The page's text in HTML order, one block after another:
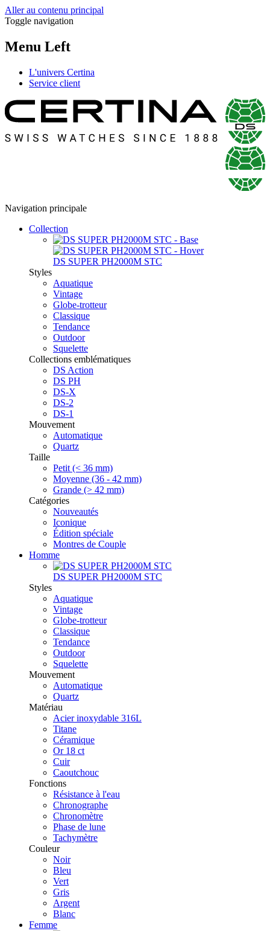
Aller au contenu principal
Toggle navigation
Menu Left
L'univers Certina
Service client
Navigation principale
Collection
DS SUPER PH2000M STC
Styles
Aquatique
Vintage
Globe-trotteur
Classique
Tendance
Outdoor
Squelette
Collections emblématiques
DS Action
DS PH
DS-X
DS-2
DS-1
Mouvement
Automatique
Quartz
Taille
Petit (< 36 mm)
Moyenne (36 - 42 mm)
Grande (> 42 mm)
Catégories
Nouveautés
Iconique
Édition spéciale
Montres de Couple
Homme
DS SUPER PH2000M STC
Styles
Aquatique
Vintage
Globe-trotteur
Classique
Tendance
Outdoor
Squelette
Mouvement
Automatique
Quartz
Matériau
Acier inoxydable 316L
Titane
Céramique
Or 18 ct
Cuir
Caoutchouc
Fonctions
Résistance à l'eau
Chronographe
Chronomètre
Phase de lune
Tachymètre
Couleur
Noir
Bleu
Vert
Gris
Argent
Blanc
Femme